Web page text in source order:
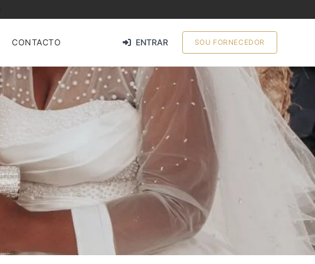
CONTACTO ENTRAR SOU FORNECEDOR